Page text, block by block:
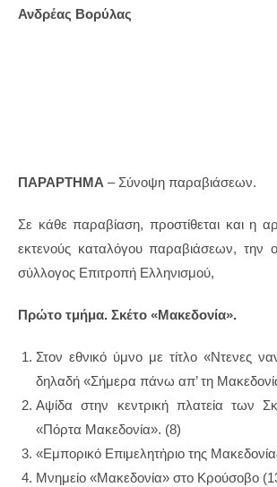
Ανδρέας Βορύλας
ΠΑΡΑΡΤΗΜΑ – Σύνοψη παραβιάσεων.
Σε κάθε παραβίαση, προστίθεται και η
εκτενούς καταλόγου παραβιάσεων, την
σύλλογος Επιτροπή Ελληνισμού,
Πρώτο τμήμα. Σκέτο «Μακεδονία».
Στον εθνικό ύμνο με τίτλο «Ντενες
δηλαδή «Σήμερα πάνω απ’ τη
Αψίδα στην κεντρική πλατεία των
«Πόρτα Μακεδονία». (8)
«Εμπορικό Επιμελητἠριο της
Μνημείο «Μακεδονία» στο Κρούσοβο